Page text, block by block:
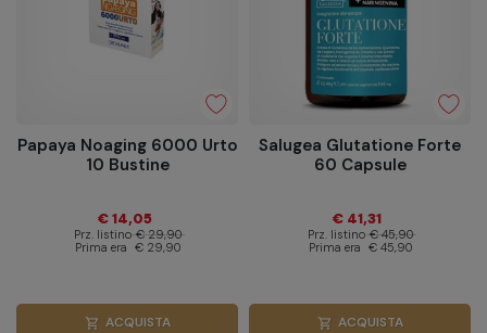
Papaya Noaging 6000 Urto
10 Bustine
€ 14,05
Prz. listino € 29,90
Prima era € 29,90
shopping_cart ACQUISTA
Salugea Glutatione Forte
60 Capsule
€ 41,31
Prz. listino € 45,90
Prima era € 45,90
shopping_cart ACQUISTA